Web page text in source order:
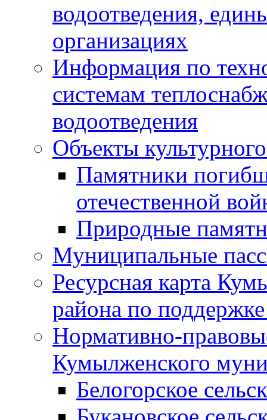
водоотведения,
организациях
Информация по
системам
водоотведения
Объекты
Памятники
отечественной
Природные
Муниципальные
Ресурсная карта
района по
Нормативно-
Кумылженского
Белогорское